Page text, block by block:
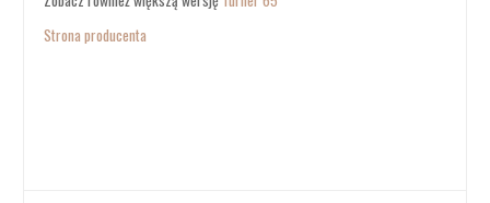
Strona producenta